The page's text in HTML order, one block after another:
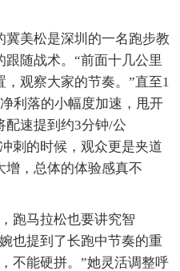
美松是深圳的一名跑步教
随战术。“前面十几公里
观察大家的节奏。”直至1
利落的小幅度加速，甩开
配速提到约3分钟/公
刺的时候，观众更是夹道
增，总体的体验感真不
马拉松也要讲究智
也提到了长跑中节奏的重
不能硬拼。”她灵活调整呼